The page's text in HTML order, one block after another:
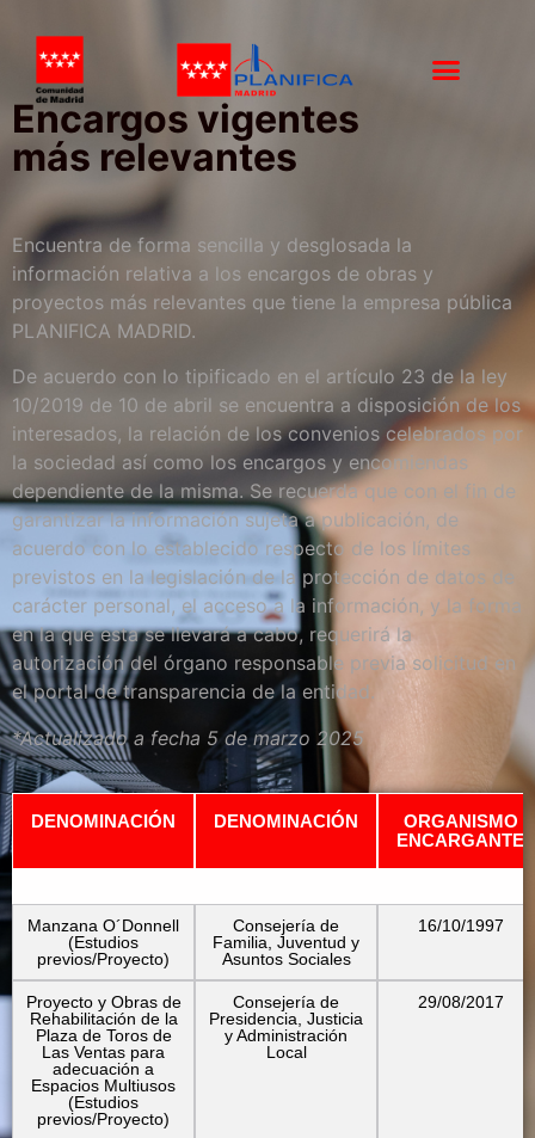
Encargos vigentes
más relevantes
Encuentra de forma sencilla y desglosada la
información relativa a los encargos de obras y
proyectos más relevantes que tiene la empresa pública
PLANIFICA MADRID.
De acuerdo con lo tipificado en el artículo 23 de la ley
10/2019 de 10 de abril se encuentra a disposición de los
interesados, la relación de los convenios celebrados por
la sociedad así como los encargos y encomiendas
dependiente de la misma. Se recuerda que con el fin de
garantizar la información sujeta a publicación, de
acuerdo con lo establecido respecto de los límites
previstos en la legislación de la protección de datos de
carácter personal, el acceso a la información, y la forma
en la que esta se llevará a cabo, requerirá la
autorización del órgano responsable previa solicitud en
el portal de transparencia de la entidad.
*Actualizado a fecha 5 de marzo 2025
DENOMINACIÓN DENOMINACIÓN
ORGANISMO
ENCARGANTE
Manzana O´Donnell
(Estudios
previos/Proyecto)
Consejería de
Familia, Juventud y
Asuntos Sociales
16/10/1997
Proyecto y Obras de
Rehabilitación de la
Plaza de Toros de
Las Ventas para
adecuación a
Espacios Multiusos
(Estudios
previos/Proyecto)
Consejería de
Presidencia, Justicia
y Administración
Local
29/08/2017